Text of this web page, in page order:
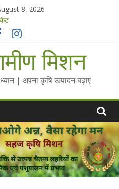
8, 2026
2025 for Sahaj Krishi Promotions
- 2025-26
Water मिशन
| अपना कृषि उत्पादन बढ़ाए